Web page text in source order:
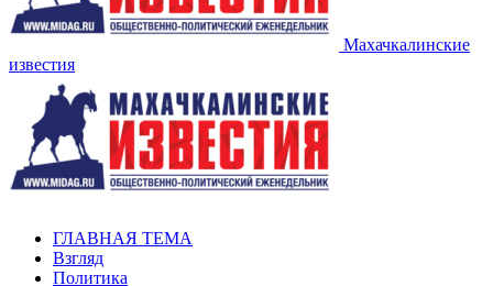
Махачкалинские
известия
ГЛАВНАЯ ТЕМА
Взгляд
Политика